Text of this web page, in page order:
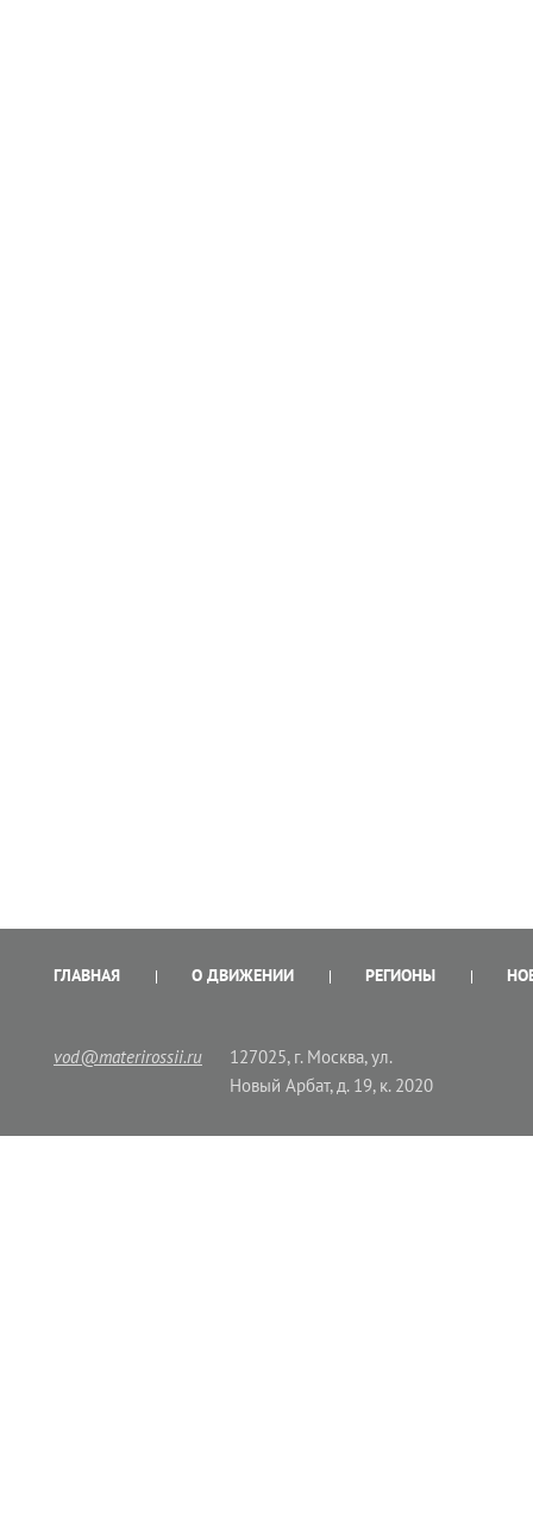
ГЛАВНАЯ О ДВИЖЕНИИ РЕГИОНЫ
vod@materirossii.ru
127025, г. Москва, ул.
Новый Арбат, д. 19, к. 2020